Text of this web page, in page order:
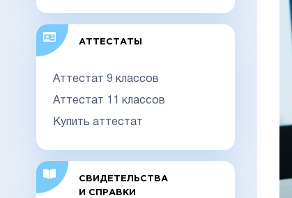
АТТЕСТАТЫ
Аттестат 9 классов
Аттестат 11 классов
Купить аттестат
СВИДЕТЕЛЬСТВА
И СПРАВКИ